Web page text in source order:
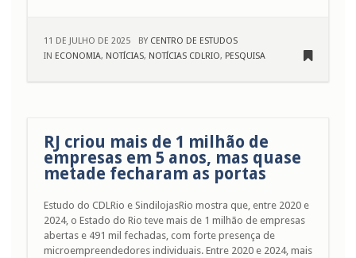
11 DE JULHO DE 2025 BY CENTRO DE ESTUDOS
IN ECONOMIA, NOTÍCIAS, NOTÍCIAS CDLRIO, PESQUISA
RJ criou mais de 1 milhão de
empresas em 5 anos, mas quase
metade fecharam as portas
Estudo do CDLRio e SindilojasRio mostra que, entre 2020 e
2024, o Estado do Rio teve mais de 1 milhão de empresas
abertas e 491 mil fechadas, com forte presença de
microempreendedores individuais. Entre 2020 e 2024, mais